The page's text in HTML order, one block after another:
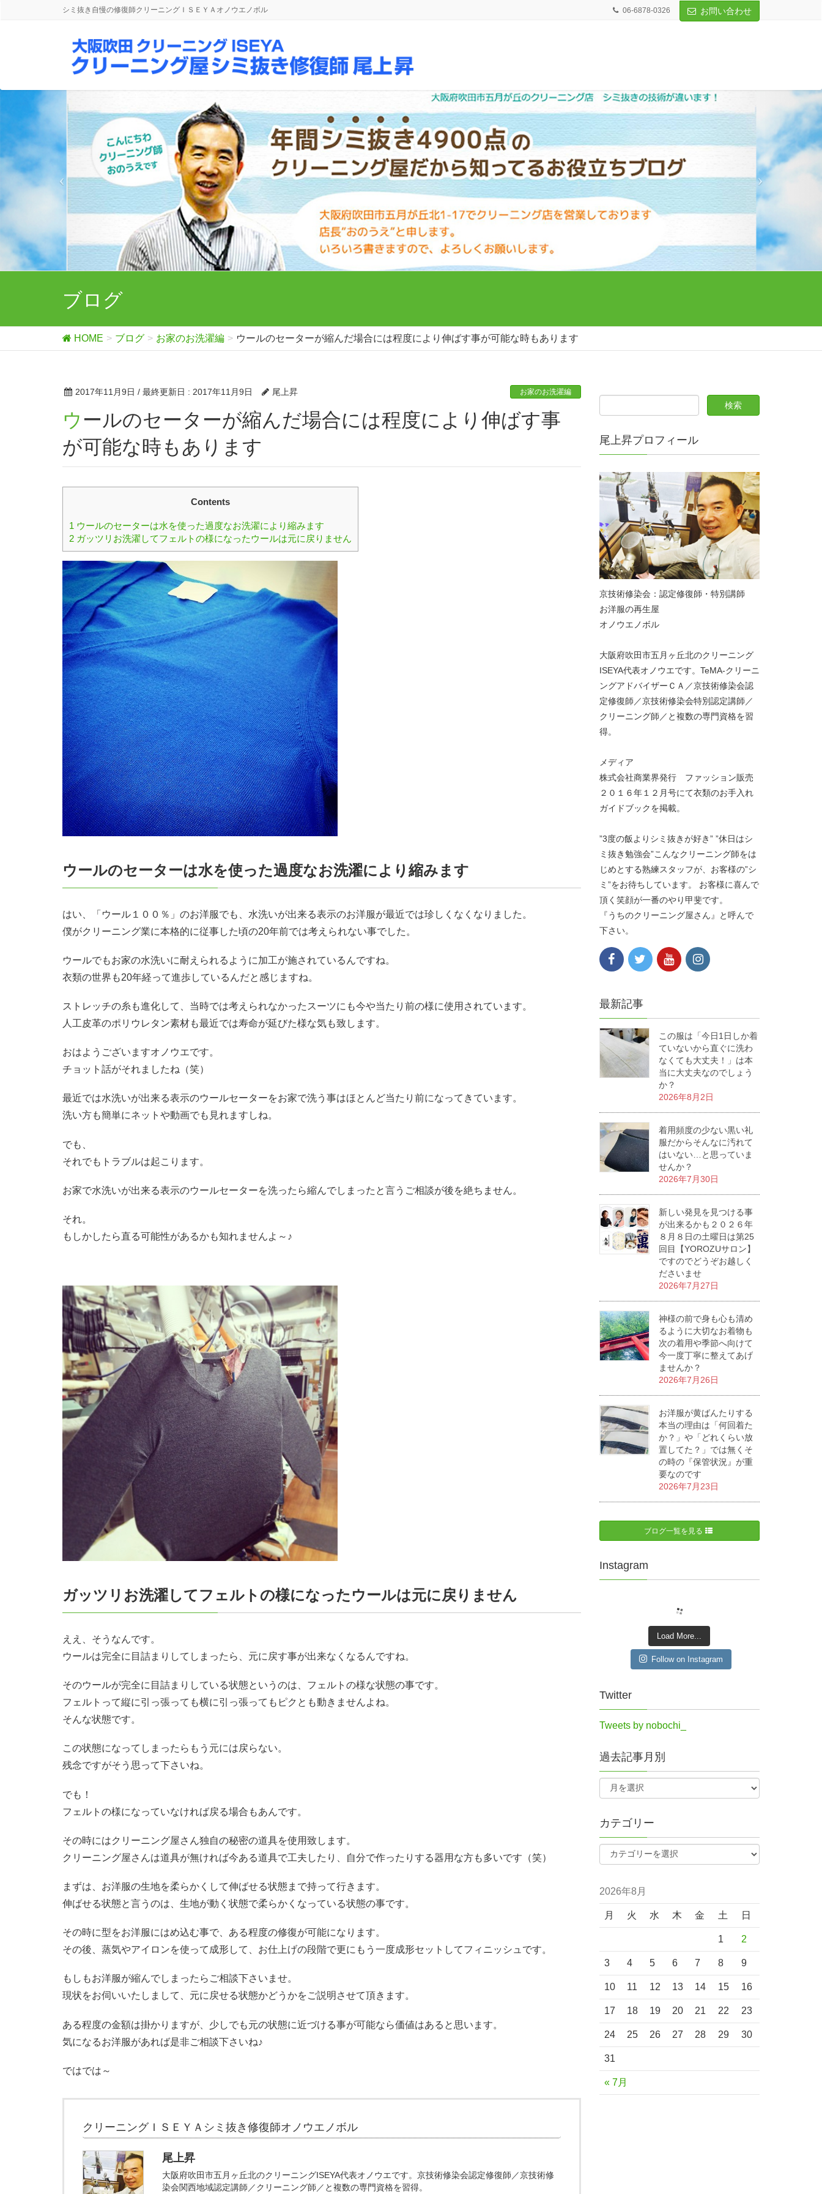
シミ抜き自慢の修復師クリーニングＩＳＥＹＡオノウエノボル 06-6878-0326 お問い合わせ
ブログ
HOME ブログ お家のお洗濯編 ウールのセーターが縮んだ場合には程度により伸ばす事が可能な時もあります
2017年11月9日 / 最終更新日 : 2017年11月9日 尾上昇 お家のお洗濯編
ウールのセーターが縮んだ場合には程度により伸ばす事
が可能な時もあります
Contents
1 ウールのセーターは水を使った過度なお洗濯により縮みます
2 ガッツリお洗濯してフェルトの様になったウールは元に戻りません
ウールのセーターは水を使った過度なお洗濯により縮みます
はい、「ウール１００％」のお洋服でも、水洗いが出来る表示のお洋服が最近では珍しくなくなりました。
僕がクリーニング業に本格的に従事した頃の20年前では考えられない事でした。
ウールでもお家の水洗いに耐えられるように加工が施されているんですね。
衣類の世界も20年経って進歩しているんだと感じますね。
ストレッチの糸も進化して、当時では考えられなかったスーツにも今や当たり前の様に使用されています。
人工皮革のポリウレタン素材も最近では寿命が延びた様な気も致します。
おはようございますオノウエです。
チョット話がそれましたね（笑）
最近では水洗いが出来る表示のウールセーターをお家で洗う事はほとんど当たり前になってきています。
洗い方も簡単にネットや動画でも見れますしね。
でも、
それでもトラブルは起こります。
お家で水洗いが出来る表示のウールセーターを洗ったら縮んでしまったと言うご相談が後を絶ちません。
それ。
もしかしたら直る可能性があるかも知れませんよ～♪
ガッツリお洗濯してフェルトの様になったウールは元に戻りません
ええ、そうなんです。
ウールは完全に目詰まりしてしまったら、元に戻す事が出来なくなるんですね。
そのウールが完全に目詰まりしている状態というのは、フェルトの様な状態の事です。
フェルトって縦に引っ張っても横に引っ張ってもピクとも動きませんよね。
そんな状態です。
この状態になってしまったらもう元には戻らない。
残念ですがそう思って下さいね。
でも！
フェルトの様になっていなければ戻る場合もあんです。
その時にはクリーニング屋さん独自の秘密の道具を使用致します。
クリーニング屋さんは道具が無ければ今ある道具で工夫したり、自分で作ったりする器用な方も多いです（笑）
まずは、お洋服の生地を柔らかくして伸ばせる状態まで持って行きます。
伸ばせる状態と言うのは、生地が動く状態で柔らかくなっている状態の事です。
その時に型をお洋服にはめ込む事で、ある程度の修復が可能になります。
その後、蒸気やアイロンを使って成形して、お仕上げの段階で更にもう一度成形セットしてフィニッシュです。
もしもお洋服が縮んでしまったらご相談下さいませ。
現状をお伺いいたしまして、元に戻せる状態かどうかをご説明させて頂きます。
ある程度の金額は掛かりますが、少しでも元の状態に近づける事が可能なら価値はあると思います。
気になるお洋服があれば是非ご相談下さいね♪
ではでは～
クリーニングＩＳＥＹＡシミ抜き修復師オノウエノボル
尾上昇
大阪府吹田市五月ヶ丘北のクリーニングISEYA代表オノウエです。京技術修染会認定修復師／京技術修
染会関西地域認定講師／クリーニング師／と複数の専門資格を習得。
尾上昇プロフィール
京技術修染会：認定修復師・特別講師
お洋服の再生屋
オノウエノボル
大阪府吹田市五月ヶ丘北のクリーニング
ISEYA代表オノウエです。TeMA-クリーニ
ングアドバイザーＣＡ／京技術修染会認
定修復師／京技術修染会特別認定講師／
クリーニング師／と複数の専門資格を習
得。
メディア
株式会社商業界発行 ファッション販売
２０１６年１２月号にて衣類のお手入れ
ガイドブックを掲載。
”3度の飯よりシミ抜きが好き” ”休日はシ
ミ抜き勉強会”こんなクリーニング師をは
じめとする熟練スタッフが、お客様の”シ
ミ”をお待ちしています。 お客様に喜んで
頂く笑顔が一番のやり甲斐です。
『うちのクリーニング屋さん』と呼んで
下さい。
最新記事
この服は「今日1日しか着
ていないから直ぐに洗わ
なくても大丈夫！」は本
当に大丈夫なのでしょう
か？
2026年8月2日
着用頻度の少ない黒い礼
服だからそんなに汚れて
はいない…と思っていま
せんか？
2026年7月30日
新しい発見を見つける事
が出来るかも２０２６年
８月８日の土曜日は第25
回目【YOROZUサロン】
ですのでどうぞお越しく
ださいませ
2026年7月27日
神様の前で身も心も清め
るように大切なお着物も
次の着用や季節へ向けて
今一度丁寧に整えてあげ
ませんか？
2026年7月26日
お洋服が黄ばんたりする
本当の理由は「何回着た
か？」や「どれくらい放
置してた？」では無くそ
の時の『保管状況』が重
要なのです
2026年7月23日
ブログ一覧を見る
Instagram
Load More...
Follow on Instagram
Twitter
Tweets by nobochi_
過去記事月別
カテゴリー
2026年8月
月 火 水 木 金 土 日
« 7月
1 2
3 4 5 6 7 8 9
10 11 12 13 14 15 16
17 18 19 20 21 22 23
24 25 26 27 28 29 30
31